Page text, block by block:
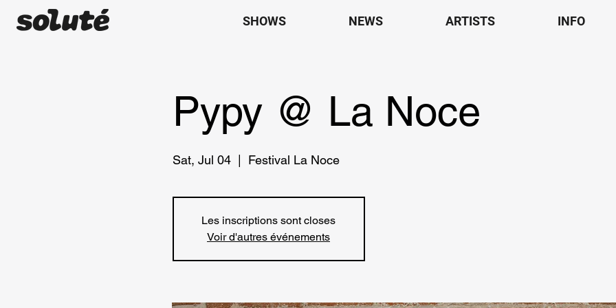
SHOWS NEWS ARTISTS INFO
Pypy @ La Noce
Sat, Jul 04
  |
Festival La Noce
Les inscriptions sont closes
Voir d'autres événements